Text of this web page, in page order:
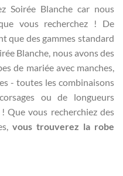
Soirée Blanche car nous
vous recherchez ! De
que des gammes standard
Blanche, nous avons des
de mariée avec manches,
- toutes les combinaisons
ou de longueurs
Que vous recherchiez des
vous trouverez la robe